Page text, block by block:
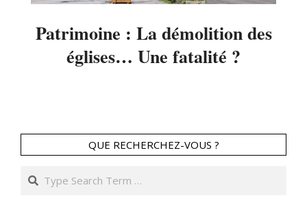
Patrimoine : La démolition des
églises… Une fatalité ?
QUE RECHERCHEZ-VOUS ?
Search